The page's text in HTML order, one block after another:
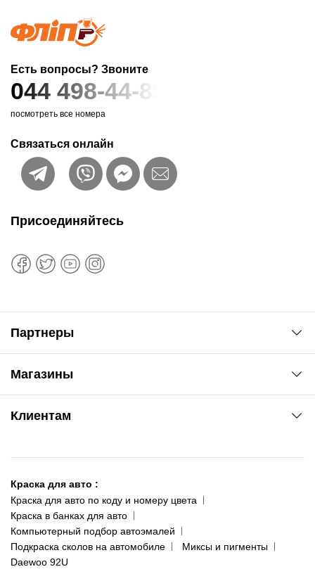
Есть вопросы? Звоните
044 498-44-89
посмотреть все номера
Связаться онлайн
Магазины
ул. Рабочая, 2-а
093 611-39-23
(ориентир: Интайм №40)
Одесса
пр-т Акад. Глушко, 29
066 554-97-70
Клиентам
Доставка и оплата
Сотрудничество
Наши публикации
Публичная оферта
Политика конфиденциальности
Присоединяйтесь
Партнеры
Краска для авто :
Краска для авто по коду и номеру цвета
Краска в банках для авто
Компьютерный подбор автоэмалей
Подкраска сколов на автомобиле
Миксы и пигменты
Daewoo 92U